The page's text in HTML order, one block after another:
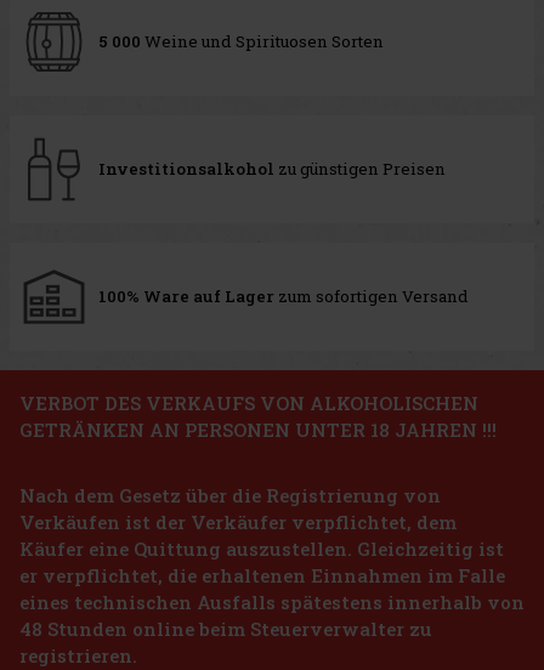
5 000 Weine und Spirituosen Sorten
Investitionsalkohol zu günstigen Preisen
100% Ware auf Lager zum sofortigen Versand
VERBOT DES VERKAUFS VON ALKOHOLISCHEN
GETRÄNKEN AN PERSONEN UNTER 18 JAHREN !!!
Nach dem Gesetz über die Registrierung von
Verkäufen ist der Verkäufer verpflichtet, dem
Käufer eine Quittung auszustellen. Gleichzeitig ist
er verpflichtet, die erhaltenen Einnahmen im Falle
eines technischen Ausfalls spätestens innerhalb von
48 Stunden online beim Steuerverwalter zu
registrieren.